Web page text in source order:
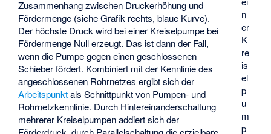
n
er
K
re
is
el
p
u
m
p
Zusammenhang zwischen Druckerhöhung und
Fördermenge (siehe Grafik rechts, blaue Kurve).
Der höchste Druck wird bei einer Kreiselpumpe bei
Fördermenge Null erzeugt. Das ist dann der Fall,
wenn die Pumpe gegen einen geschlossenen
Schieber fördert. Kombiniert mit der Kennlinie des
angeschlossenen Rohrnetzes ergibt sich der
Arbeitspunktals Schnittpunkt von Pumpen- und
Rohrnetzkennlinie. Durch Hintereinanderschaltung
mehrerer Kreiselpumpen addiert sich der